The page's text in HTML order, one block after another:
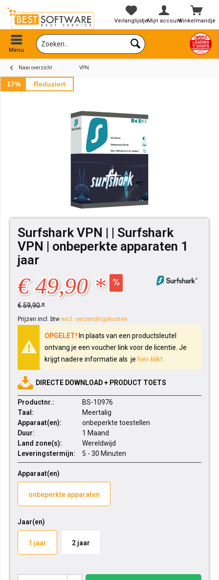
Winkelmandje
VerlanglijstjeMijn account
Menu
Naar overzicht VPN
17% Reduziert
Surfshark VPN | | Surfshark
VPN | onbeperkte apparaten 1
jaar
€ 49,90 *
€ 59,90 *
Prijzen incl. btw excl. verzendingskosten
OPGELET! In plaats van een productsleutel
ontvang je een voucher link voor de licentie. Je
krijgt nadere informatie als je hier klikt .
DIRECTE DOWNLOAD + PRODUCT TOETS
Productnr.:
BS-10976
Taal:
Meertalig
Apparaat(en):
onbeperkte toestellen
Duur:
1 Maand
Land zone(s):
Wereldwijd
Leveringstermijn:
5 - 30 Minuten
Apparaat(en)
onbeperkte apparaten
Jaar(en)
1 jaar 2 jaar